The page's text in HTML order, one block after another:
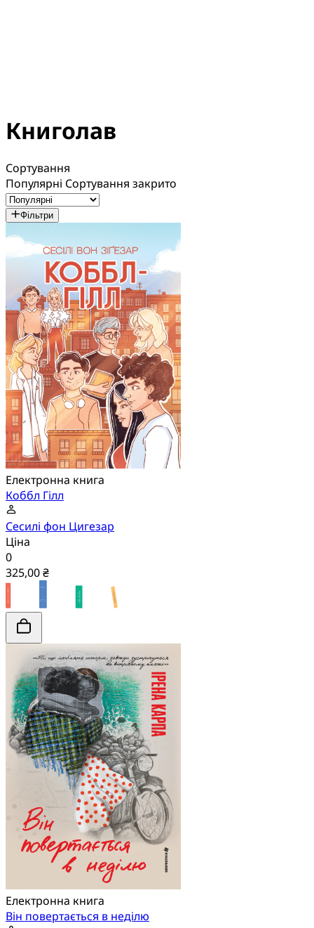
Книголав
Сортування
Популярні Сортування закрито
Фільтри
Електронна книга
Коббл Гілл
Сесилі фон Цигезар
Ціна
0
325,00 ₴
Електронна книга
Він повертається в неділю